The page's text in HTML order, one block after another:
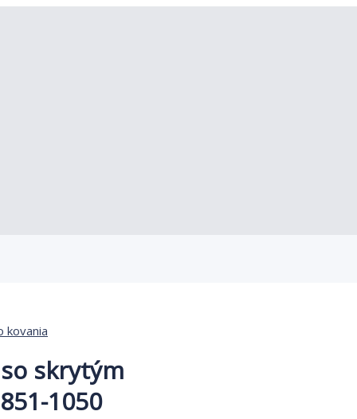
kovania
skrytým
1050